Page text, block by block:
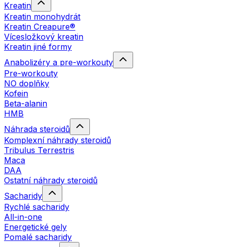
Kreatin
Kreatin monohydrát
Kreatin Creapure®
Vícesložkový kreatin
Kreatin jiné formy
Anabolizéry a pre-workouty
Pre-workouty
NO doplňky
Kofein
Beta-alanin
HMB
Náhrada steroidů
Komplexní náhrady steroidů
Tribulus Terrestris
Maca
DAA
Ostatní náhrady steroidů
Sacharidy
Rychlé sacharidy
All-in-one
Energetické gely
Pomalé sacharidy